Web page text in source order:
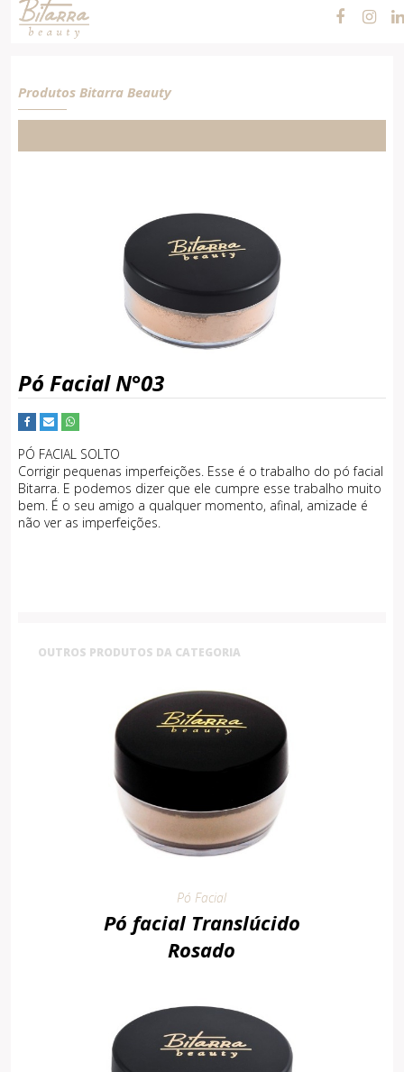
Produtos Bitarra Beauty
Pó Facial N°03
PÓ FACIAL SOLTO
Corrigir pequenas imperfeições. Esse é o trabalho do pó facial
Bitarra. E podemos dizer que ele cumpre esse trabalho muito
bem. É o seu amigo a qualquer momento, afinal, amizade é
não ver as imperfeições.
OUTROS PRODUTOS DA CATEGORIA
Pó Facial
Pó facial Translúcido
Rosado